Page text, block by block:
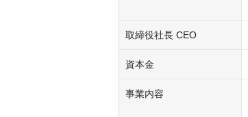
取締役社長 CEO
資本金
事業内容